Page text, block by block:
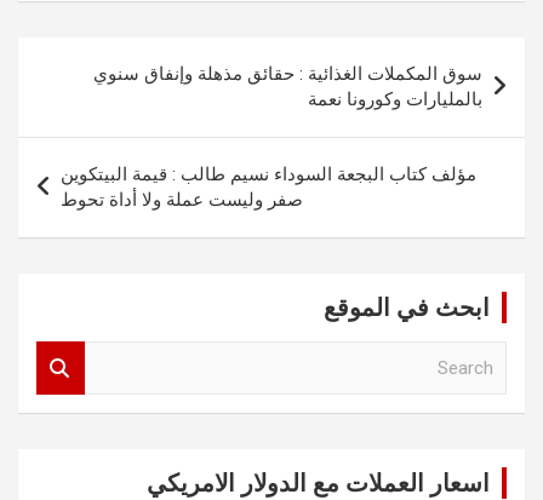
المقالات
سوق المكملات الغذائية : حقائق مذهلة وإنفاق سنوي
بالمليارات وكورونا نعمة
مؤلف كتاب البجعة السوداء نسيم طالب : قيمة البيتكوين
صفر وليست عملة ولا أداة تحوط
ابحث في الموقع
اسعار العملات مع الدولار الامريكي